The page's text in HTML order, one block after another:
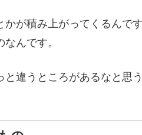
が積み上がってくるんで
んです。
違うところがあるなと思